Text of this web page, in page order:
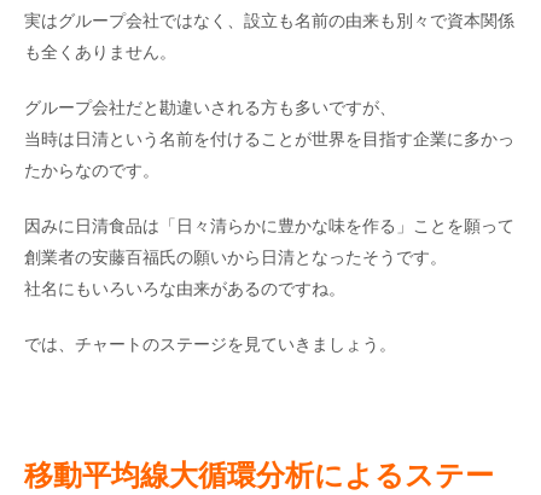
実はグループ会社ではなく、設立も名前の由来も別々で資本関係
も全くありません。
グループ会社だと勘違いされる方も多いですが、
当時は日清という名前を付けることが世界を目指す企業に多かっ
たからなのです。
因みに日清食品は「日々清らかに豊かな味を作る」ことを願って
創業者の安藤百福氏の願いから日清となったそうです。
社名にもいろいろな由来があるのですね。
では、チャートのステージを見ていきましょう。
移動平均線大循環分析によるステー